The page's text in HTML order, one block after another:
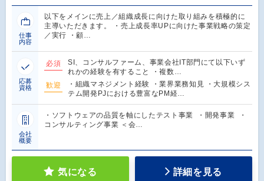
仕事
内容
以下をメインに売上／組織成長に向けた取り組みを積極的に
主導いただきます。 ・売上成長率UPに向けた事業戦略の策定
／実行 ・顧…
応募
資格
必須
SI、コンサルファーム、事業会社IT部門にて以下いず
れかの経験を有すること ・複数…
歓迎
・組織マネジメント経験 ・業界業務知見 ・大規模シス
テム開発PJにおける豊富なPM経…
会社
概要
・ソフトウェアの品質を軸にしたテスト事業 ・開発事業 ・
コンサルティング事業 ＜会…
気になる 詳細を見る